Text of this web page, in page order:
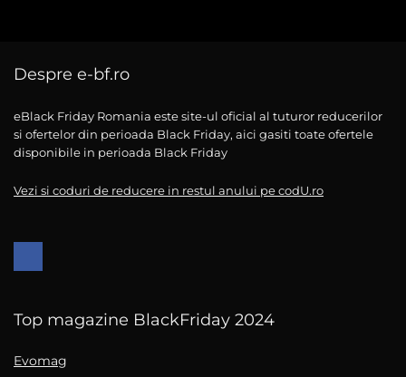
Despre e-bf.ro
eBlack Friday Romania este site-ul oficial al tuturor reducerilor
si ofertelor din perioada Black Friday, aici gasiti toate ofertele
disponibile in perioada Black Friday
Vezi si coduri de reducere in restul anului pe codU.ro
Top magazine BlackFriday 2024
Evomag